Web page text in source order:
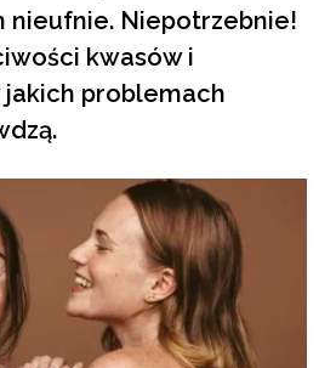
nieufnie. Niepotrzebnie!
kwasów i
problemach